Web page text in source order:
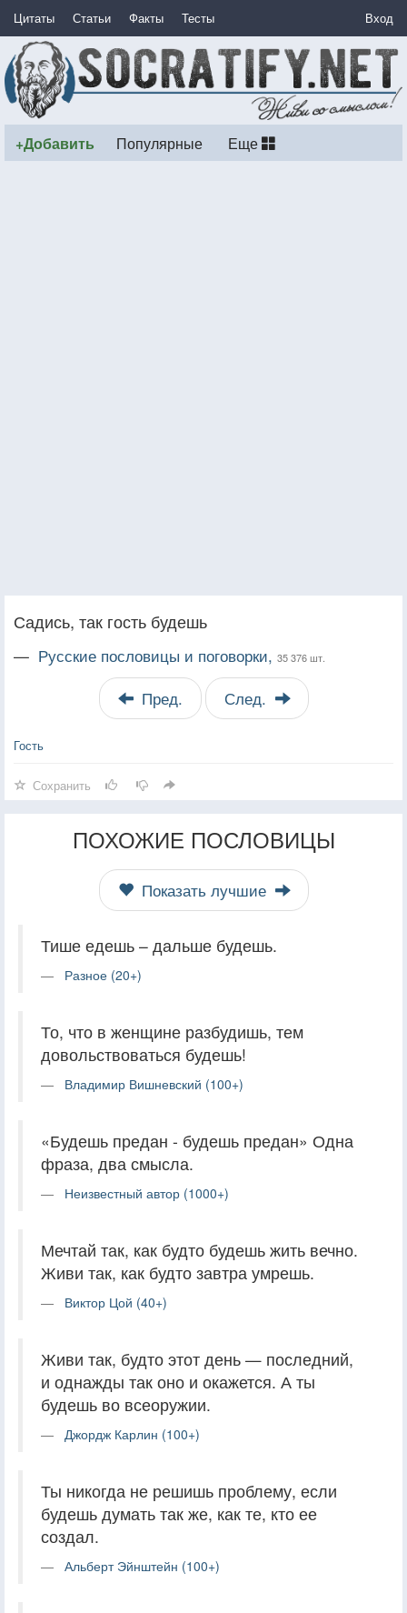
Цитаты Статьи Факты Тесты Вход
+Добавить Популярные Еще
Садись, так гость будешь
— Русские пословицы и поговорки, 35 376 шт.
Пред. След.
Гость
Сохранить
ПОХОЖИЕ ПОСЛОВИЦЫ
Показать лучшие
Тише едешь – дальше будешь.
Разное (20+)
То, что в женщине разбудишь, тем
довольствоваться будешь!
Владимир Вишневский (100+)
«Будешь предан - будешь предан» Одна
фраза, два смысла.
Неизвестный автор (1000+)
Мечтай так, как будто будешь жить вечно.
Живи так, как будто завтра умрешь.
Виктор Цой (40+)
Живи так, будто этот день — последний,
и однажды так оно и окажется. А ты
будешь во всеоружии.
Джордж Карлин (100+)
Ты никогда не решишь проблему, если
будешь думать так же, как те, кто ее
создал.
Альберт Эйнштейн (100+)